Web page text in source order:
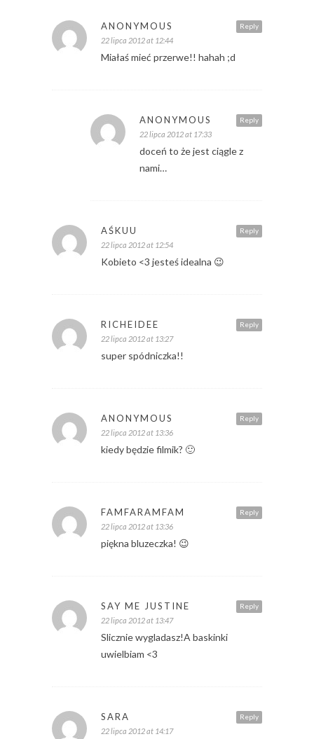
Reply
ANONYMOUS
22 lipca 2012 at 12:44
Miałaś mieć przerwe!! hahah ;d
Reply
ANONYMOUS
22 lipca 2012 at 17:33
doceń to że jest ciągle z
nami…
Reply
AŚKUU
22 lipca 2012 at 12:54
Kobieto <3 jesteś idealna 😉
Reply
RICHEIDEE
22 lipca 2012 at 13:27
super spódniczka!!
Reply
ANONYMOUS
22 lipca 2012 at 13:36
kiedy będzie filmik? 🙂
Reply
FAMFARAMFAM
22 lipca 2012 at 13:36
piękna bluzeczka! 😉
Reply
SAY ME JUSTINE
22 lipca 2012 at 13:47
Slicznie wygladasz!A baskinki
uwielbiam <3
Reply
SARA
22 lipca 2012 at 14:17